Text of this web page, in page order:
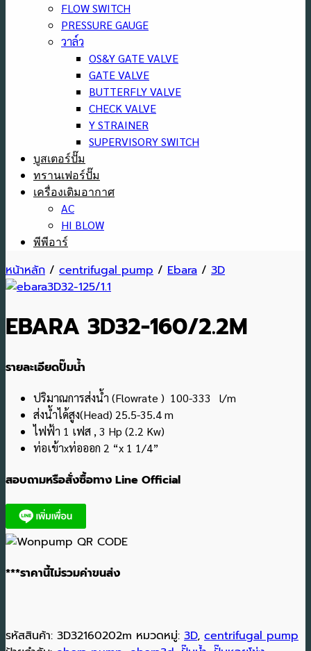
FLOW SWITCH
PRESSURE GAUGE
วาล์ว
OS&Y GATE VALVE
GATE VALVE
BUTTERFLY VALVE
CHECK VALVE
Y STRAINER
SUPERVISORY SWITCH
บูสเตอร์ปั๊ม
ทรานเฟอร์ปั๊ม
เครื่องเติมอากาศ
AC
HI BLOW
พีพีอาร์
หน้าหลัก / centrifugal pump / Ebara / 3D
EBARA 3D32-160/2.2M
รายละเอียดปั๊มน้ำ
ปริมาณการส่งน้ำ (Flowrate ) 100-333 l/m
ส่งน้ำได้สูง(Head) 25.5-35.4 m
ไฟฟ้า 1 เฟส , 3 Hp (2.2 Kw)
ท่อเข้าxท่อออก 2 “x 1 1/4”
สอบถามหรือสั่งซื้อทาง Line Official
***ราคานี้ไม่รวมค่าขนส่ง
รหัสสินค้า: 3D32160202m หมวดหมู่: 3D, centrifugal pump